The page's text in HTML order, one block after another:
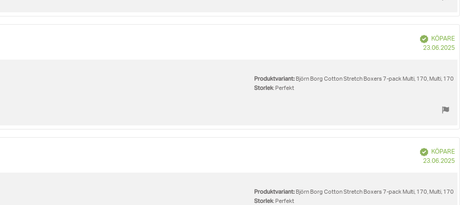
Bekräftad
KÖPARE
23.06.2025
Produktvariant: Björn Borg Cotton Stretch Boxers 7-pack Multi, 170, Multi, 170
Storlek: Perfekt
Bekräftad
KÖPARE
23.06.2025
Produktvariant: Björn Borg Cotton Stretch Boxers 7-pack Multi, 170, Multi, 170
Storlek: Perfekt